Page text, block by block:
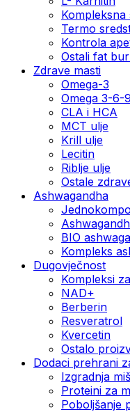
Termo
Kontrola
Ostali fat
Zdrave masti
Omega-3
Omega 3-6-9
CLA i HCA
MCT ulje
Krill ulje
Lecitin
Riblje ulje
Ostale
Ashwagandha
BIO
Kompleks
Dugovječnost
Kompleksi
NAD+
Berberin
Resveratrol
Kvercetin
Ostalo
Dodaci prehrani
Izgradnja
Proteini za
Poboljšanje